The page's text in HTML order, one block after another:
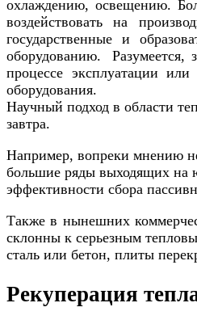
охлаждению, освещению.
воздействовать на
государственные и
оборудованию. Разумеется,
процессе эксплуатации
оборудования.
Научный подход в области
завтра.
Например, вопреки мнению
большие ряды выходящих на
эффективности сбора
Также в нынешних
склонны к серьезным
сталь или бетон, плиты
Рекуперация